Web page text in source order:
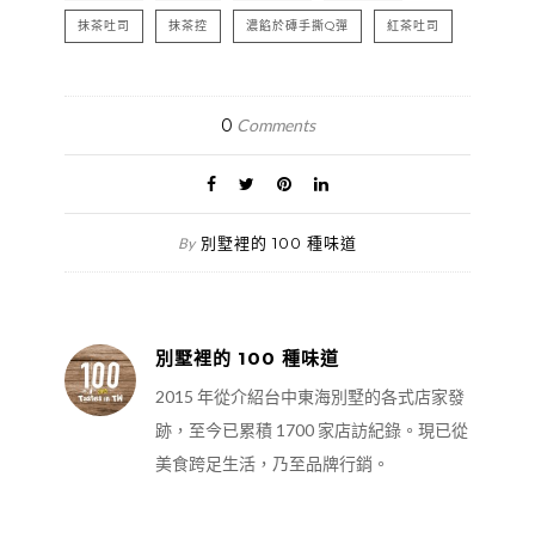
抹茶吐司 抹茶控 濃餡於磚手撕Q彈 紅茶吐司
0 Comments
By 別墅裡的 100 種味道
別墅裡的 100 種味道
2015 年從介紹台中東海別墅的各式店家發
跡，至今已累積 1700 家店訪紀錄。現已從
美食跨足生活，乃至品牌行銷。